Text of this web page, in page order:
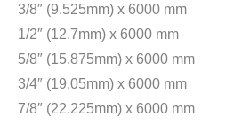
3/8″ (9.525mm) x 6000 mm
1/2″ (12.7mm) x 6000 mm
5/8″ (15.875mm) x 6000 mm
3/4″ (19.05mm) x 6000 mm
7/8″ (22.225mm) x 6000 mm